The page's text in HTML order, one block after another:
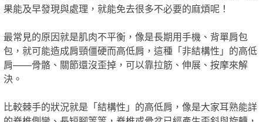
果能及早發現與處理，就能免去很多不必要的麻煩呢！
最常見的原因就是肌肉不平衡，像是長期用手機、背單肩包
包，就可能造成肩頸僵硬而高低肩，這種「非結構性」的高低
肩——骨骼、關節還沒歪掉，可以靠拉筋、伸展、按摩來解
決。
比較棘手的狀況就是「結構性」的高低肩，像是大家耳熟能詳